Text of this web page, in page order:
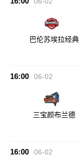
巴伦苏埃拉经典
16:00 06-02
三宝颜布兰德
16:00 06-02